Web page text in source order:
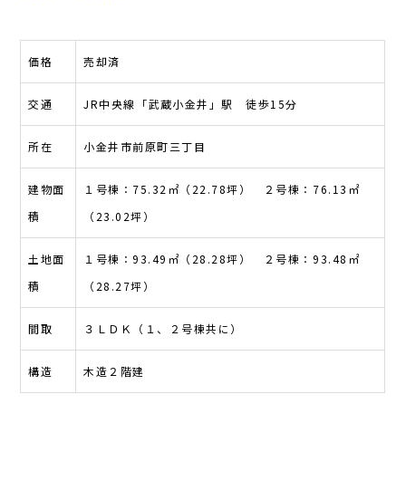
価格 売却済
交通 JR中央線「武蔵小金井」駅 徒歩15分
所在 小金井市前原町三丁目
建物面
積
１号棟：75.32㎡（22.78坪） ２号棟：76.13㎡
（23.02坪）
土地面
積
１号棟：93.49㎡（28.28坪） ２号棟：93.48㎡
（28.27坪）
間取 ３ＬＤＫ（１、２号棟共に）
構造 木造２階建